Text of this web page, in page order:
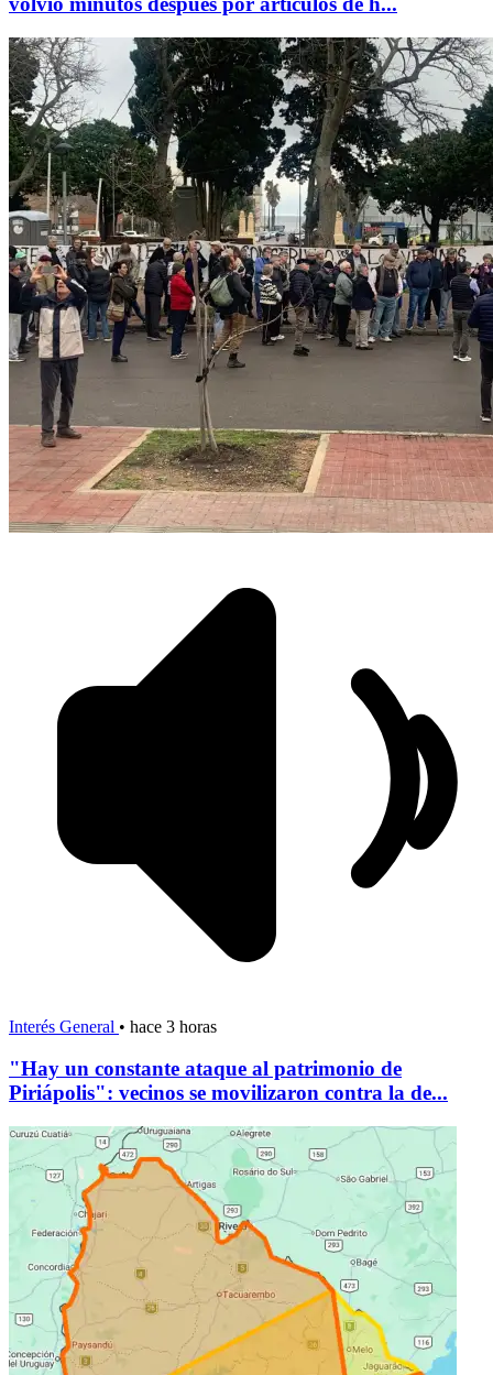
Interés General • hace 3 horas
"Hay un constante ataque al patrimonio de
Piriápolis": vecinos se movilizaron contra la de...